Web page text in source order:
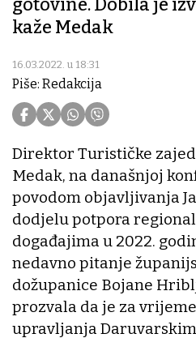
gotovine. Dobila je
kaže Medak
16.03.2022. u 18:31
Piše: Redakcija
Direktor Turističke
Medak, na današnjoj
povodom objavljivanja
dodjelu potpora
događajima u 2022.
nedavno pitanje
dožupanice Bojane
prozvala da je za
upravljanja